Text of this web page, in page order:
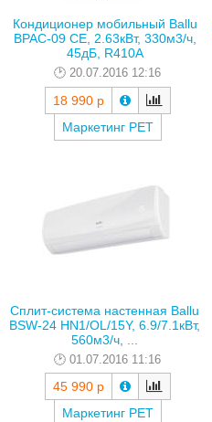
Кондиционер мобильный Ballu
BPAC-09 CE, 2.63кВт, 330м3/ч,
45дБ, R410A
20.07.2016 12:16
18 990 р
Маркетинг РЕТ
Сплит-система настенная Ballu
BSW-24 HN1/OL/15Y, 6.9/7.1кВт,
560м3/ч, ...
01.07.2016 11:16
45 990 р
Маркетинг РЕТ